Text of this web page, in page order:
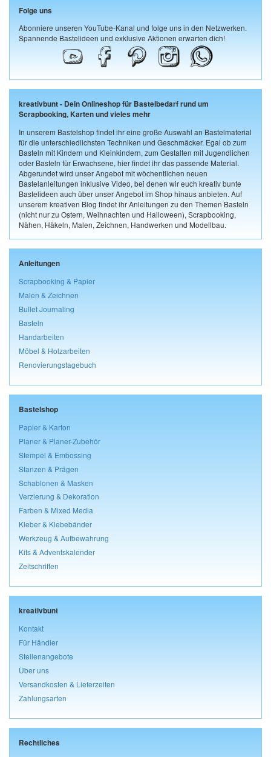
Folge uns
Abonniere unseren YouTube-Kanal und folge uns in den Netzwerken.
Spannende Bastelideen und exklusive Aktionen erwarten dich!
kreativbunt - Dein Onlineshop für Bastelbedarf rund um
Scrapbooking, Karten und vieles mehr
In unserem Bastelshop findet ihr eine große Auswahl an Bastelmaterial
für die unterschiedlichsten Techniken und Geschmäcker. Egal ob zum
Basteln mit Kindern und Kleinkindern, zum Gestalten mit Jugendlichen
oder Basteln für Erwachsene, hier findet ihr das passende Material.
Abgerundet wird unser Angebot mit wöchentlichen neuen
Bastelanleitungen inklusive Video, bei denen wir euch kreativ bunte
Bastelideen auch über unser Angebot im Shop hinaus anbieten. Auf
unserem kreativen Blog findet ihr Anleitungen zu den Themen Basteln
(nicht nur zu Ostern, Weihnachten und Halloween), Scrapbooking,
Nähen, Häkeln, Malen, Zeichnen, Handwerken und Modellbau.
Anleitungen
Scrapbooking & Papier
Malen & Zeichnen
Bullet Journaling
Basteln
Handarbeiten
Möbel & Holzarbeiten
Renovierungstagebuch
Bastelshop
Papier & Karton
Planer & Planer-Zubehör
Stempel & Embossing
Stanzen & Prägen
Schablonen & Masken
Verzierung & Dekoration
Farben & Mixed Media
Kleber & Klebebänder
Werkzeug & Aufbewahrung
Kits & Adventskalender
Zeitschriften
kreativbunt
Kontakt
Für Händler
Stellenangebote
Über uns
Versandkosten & Lieferzeiten
Zahlungsarten
Rechtliches